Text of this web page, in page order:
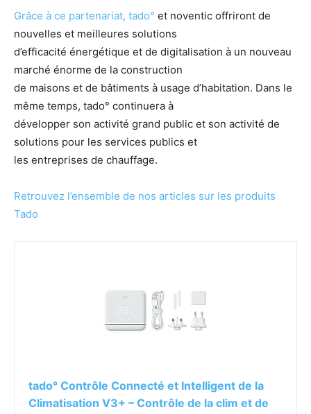
Grâce à ce partenariat, tado° et noventic offriront de
nouvelles et meilleures solutions
d’efficacité énergétique et de digitalisation à un nouveau
marché énorme de la construction
de maisons et de bâtiments à usage d’habitation. Dans le
même temps, tado° continuera à
développer son activité grand public et son activité de
solutions pour les services publics et
les entreprises de chauffage.
Retrouvez l’ensemble de nos articles sur les produits
Tado
tado° Contrôle Connecté et Intelligent de la
Climatisation V3+ – Contrôle de la clim et de